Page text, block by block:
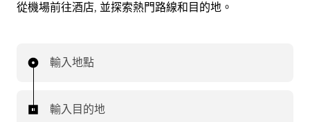
從機場前往酒店, 並探索熱門路線和目的地。
輸入地點
輸入目的地